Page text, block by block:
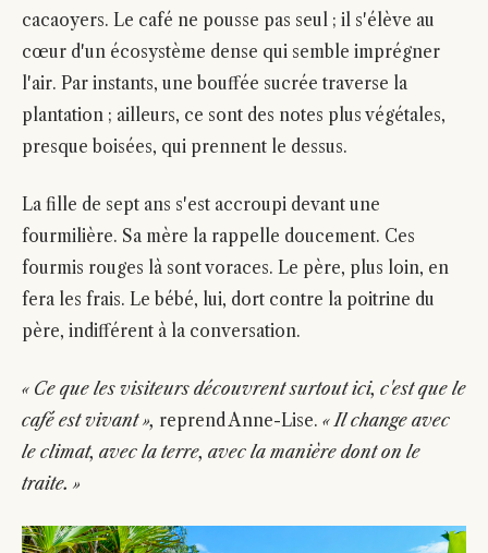
cacaoyers. Le café ne pousse pas seul ; il s'élève au
cœur d'un écosystème dense qui semble imprégner
l'air. Par instants, une bouffée sucrée traverse la
plantation ; ailleurs, ce sont des notes plus végétales,
presque boisées, qui prennent le dessus.
La fille de sept ans s'est accroupi devant une
fourmilière. Sa mère la rappelle doucement. Ces
fourmis rouges là sont voraces. Le père, plus loin, en
fera les frais. Le bébé, lui, dort contre la poitrine du
père, indifférent à la conversation.
« Ce que les visiteurs découvrent surtout ici, c'est que le
café est vivant », reprend Anne-Lise. « Il change avec
le climat, avec la terre, avec la manière dont on le
traite. »